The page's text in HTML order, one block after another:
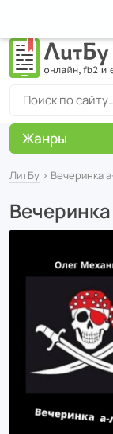
ЛитБу › Вечеринка
Жанры